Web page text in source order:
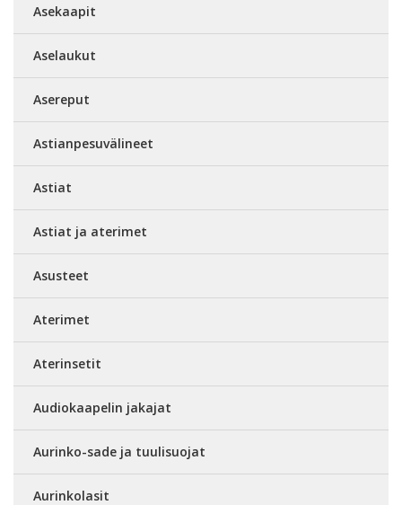
Asekaapit
Aselaukut
Asereput
Astianpesuvälineet
Astiat
Astiat ja aterimet
Asusteet
Aterimet
Aterinsetit
Audiokaapelin jakajat
Aurinko-sade ja tuulisuojat
Aurinkolasit